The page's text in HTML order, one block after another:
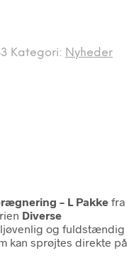
Kategori: Nyheder
– L Pakke fra
Diverse
og fuldstændig
kan sprøjtes direkte på